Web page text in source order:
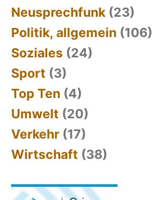
Neusprechfunk (23)
Politik, allgemein (106)
Soziales (24)
Sport (3)
Top Ten (4)
Umwelt (20)
Verkehr (17)
Wirtschaft (38)